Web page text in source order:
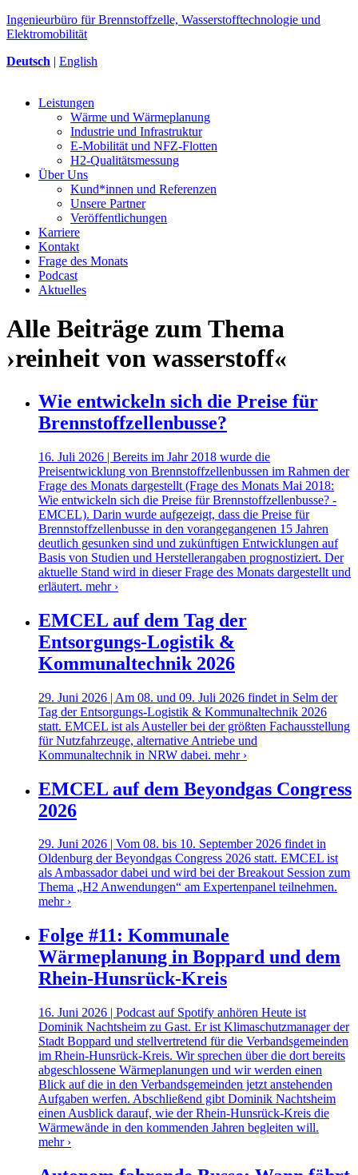
Ingenieurbüro für Brennstoffzelle, Wasserstofftechnologie und
Elektromobilität
Deutsch | English
Leistungen
Wärme und Wärmeplanung
Industrie und Infrastruktur
E-Mobilität und NFZ-Flotten
H2-Qualitätsmessung
Über Uns
Kund*innen und Referenzen
Unsere Partner
Veröffentlichungen
Karriere
Kontakt
Frage des Monats
Podcast
Aktuelles
Alle Beiträge zum Thema
›reinheit von wasserstoff«
Wie entwickeln sich die Preise für
Brennstoffzellenbusse?
16. Juli 2026 | Bereits im Jahr 2018 wurde die
Preisentwicklung von Brennstoffzellenbussen im Rahmen der
Frage des Monats dargestellt (Frage des Monats Mai 2018:
Wie entwickeln sich die Preise für Brennstoffzellenbusse? -
EMCEL). Darin wurde aufgezeigt, dass die Preise für
Brennstoffzellenbusse in den vorangegangenen 15 Jahren
deutlich gesunken sind und zukünftigen Entwicklungen auf
Basis von Studien und Herstellerangaben prognostiziert. Der
aktuelle Stand wird in dieser Frage des Monats dargestellt und
erläutert. mehr ›
EMCEL auf dem Tag der
Entsorgungs-Logistik &
Kommunaltechnik 2026
29. Juni 2026 | Am 08. und 09. Juli 2026 findet in Selm der
Tag der Entsorgungs-Logistik & Kommunaltechnik 2026
statt. EMCEL ist als Austeller bei der größten Fachausstellung
für Nutzfahrzeuge, alternative Antriebe und
Kommunaltechnik in NRW dabei. mehr ›
EMCEL auf dem Beyondgas Congress
2026
29. Juni 2026 | Vom 08. bis 10. September 2026 findet in
Oldenburg der Beyondgas Congress 2026 statt. EMCEL ist
als Ambassador dabei und wird bei der Breakout Session zum
Thema „H2 Anwendungen“ am Expertenpanel teilnehmen.
mehr ›
Folge #11: Kommunale
Wärmeplanung in Boppard und dem
Rhein-Hunsrück-Kreis
16. Juni 2026 | Podcast auf Spotify anhören Heute ist
Dominik Nachtsheim zu Gast. Er ist Klimaschutzmanager der
Stadt Boppard und stellvertretend für die Verbandsgemeinden
im Rhein-Hunsrück-Kreis. Wir sprechen über die dort bereits
abgeschlossene Wärmeplanungen und wir werden einen
Blick auf die in den Verbandsgemeinden jetzt anstehenden
Aufgaben werfen. Abschließend gibt Dominik Nachtsheim
einen Ausblick darauf, wie der Rhein-Hunsrück-Kreis die
Wärmewände in den kommenden Jahren begleiten will.
mehr ›